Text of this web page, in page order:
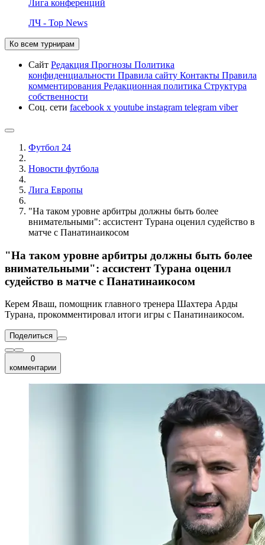
Лига конференций
ЛЧ - Top News
Ко всем турнирам
Сайт Редакция Прогнозы Политика
конфиденциальности Правила сайту Контакты Правила
комментирования Редакционная политика Структура
собственности
Соц. сети facebook x youtube instagram telegram viber
Футбол 24
Новости футбола
Лига Европы
"На таком уровне арбитры должны быть более
внимательными": ассистент Турана оценил судейство в
матче с Панатинаикосом
"На таком уровне арбитры должны быть более
внимательными": ассистент Турана оценил
судейство в матче с Панатинаикосом
Керем Яваш, помощник главного тренера Шахтера Арды
Турана, прокомментировал итоги игры с Панатинаикосом.
Поделиться
0
комментарии